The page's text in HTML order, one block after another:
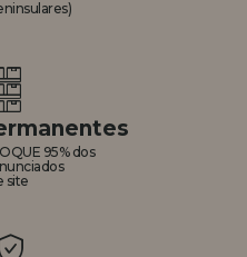
95% dos
site